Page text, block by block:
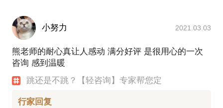
小努力 2021.03.03
熊老师的耐心真让人感动 满分好评 是很用心的一次
咨询 感到温暖
跳还是不跳？【轻咨询】专家帮您定
行家回复